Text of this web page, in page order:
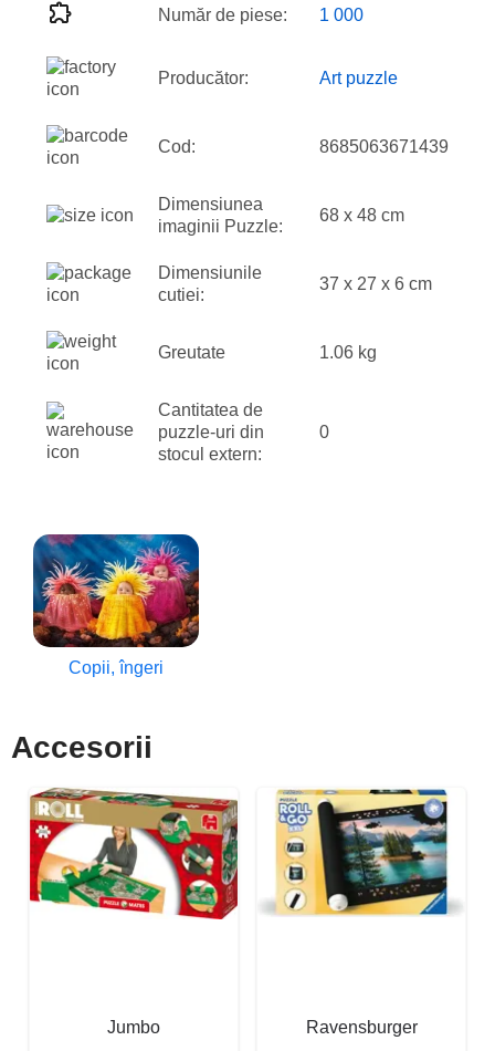
Număr de piese: 1 000
Producător: Art puzzle
Cod: 8685063671439
Dimensiunea
imaginii Puzzle:
68 x 48 cm
Dimensiunile
cutiei:
37 x 27 x 6 cm
Greutate 1.06 kg
Cantitatea de
puzzle-uri din
stocul extern:
0
Copii, îngeri
Accesorii
Jumbo
Ravensburger